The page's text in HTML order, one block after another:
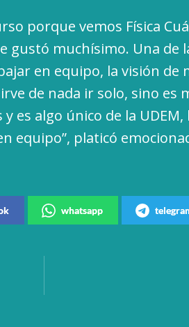
porque vemos Física
muchísimo. Una de
en equipo, la visión de
de nada ir solo, sino es
es algo único de la
equipo”, platicó
whatsapp